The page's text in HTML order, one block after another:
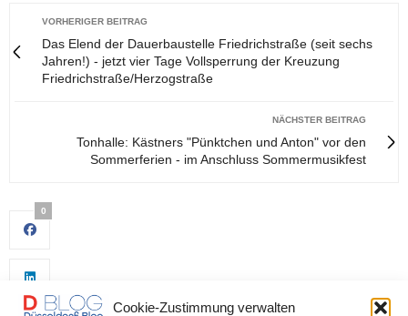
Cookie-Zustimmung verwalten
VORHERIGER BEITRAG
Das Elend der Dauerbaustelle Friedrichstraße (seit sechs
Jahren!) - jetzt vier Tage Vollsperrung der Kreuzung
Friedrichstraße/Herzogstraße
NÄCHSTER BEITRAG
Tonhalle: Kästners "Pünktchen und Anton" vor den
Sommerferien - im Anschluss Sommermusikfest
0